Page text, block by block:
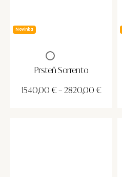
Novinka
Prsteň Sorrento
1540,00 € – 2820,00 €